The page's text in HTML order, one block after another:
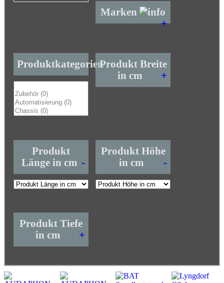
Marken
+
ProduktkategorienProdukt Breite
in cm
+
Produkt
Länge in cm -
Produkt Höhe
in cm
-
Produkt Tiefe
in cm
+